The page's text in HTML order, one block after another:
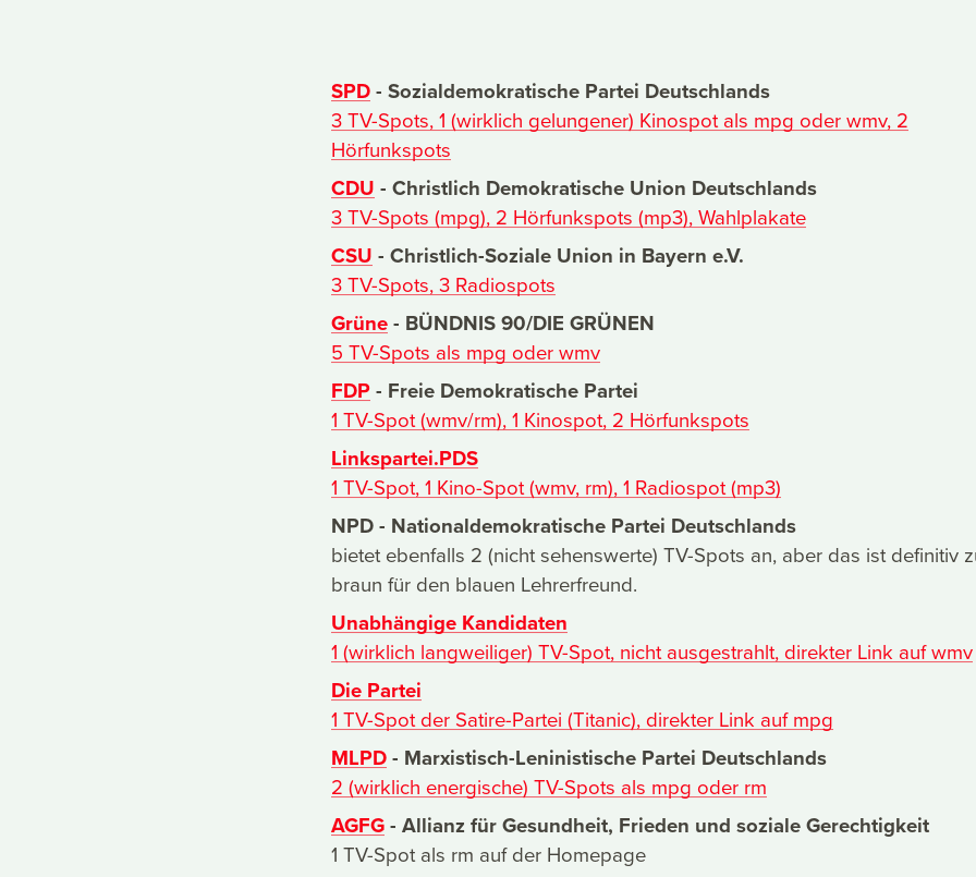
SPD- Sozialdemokratische Partei Deutschlands
3 TV-Spots, 1 (wirklich gelungener) Kinospot als mpg oder wmv, 2
Hörfunkspots
CDU - Christlich Demokratische Union Deutschlands
3 TV-Spots (mpg), 2 Hörfunkspots (mp3), Wahlplakate
CSU - Christlich-Soziale Union in Bayern e.V.
3 TV-Spots, 3 Radiospots
Grüne- BÜNDNIS 90/DIE GRÜNEN
5 TV-Spots als mpg oder wmv
FDP- Freie Demokratische Partei
1 TV-Spot (wmv/rm), 1 Kinospot, 2 Hörfunkspots
Linkspartei.PDS
1 TV-Spot, 1 Kino-Spot (wmv, rm), 1 Radiospot (mp3)
NPD - Nationaldemokratische Partei Deutschlands
bietet ebenfalls 2 (nicht sehenswerte) TV-Spots an, aber das ist definitiv
braun für den blauen Lehrerfreund.
Unabhängige Kandidaten
1 (wirklich langweiliger) TV-Spot, nicht ausgestrahlt, direkter Link auf wmv
Die Partei
1 TV-Spot der Satire-Partei (Titanic), direkter Link auf mpg
MLPD- Marxistisch-Leninistische Partei Deutschlands
2 (wirklich energische) TV-Spots als mpg oder rm
AGFG- Allianz für Gesundheit, Frieden und soziale Gerechtigkeit
1 TV-Spot als rm auf der Homepage